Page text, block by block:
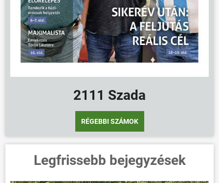
2111 Szada
RÉGEBBI SZÁMOK
Legfrissebb bejegyzések